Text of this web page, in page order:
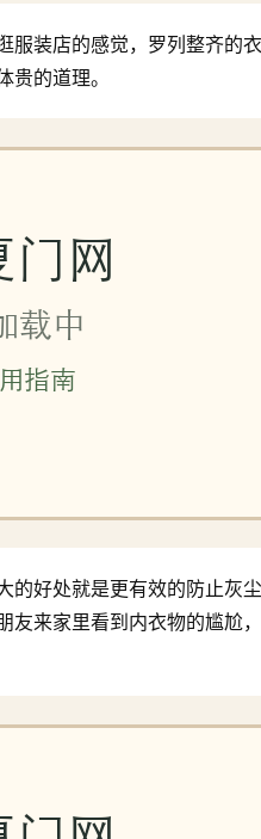
服装店的感觉，罗列整齐的
的道理。
的好处就是更有效的防止灰
友来家里看到内衣物的尴尬